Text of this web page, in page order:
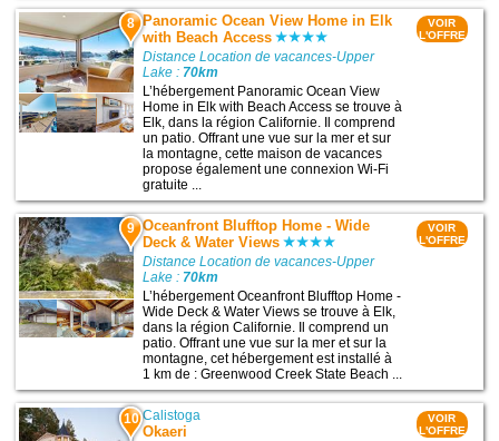
8 Panoramic Ocean View Home in Elk
with Beach Access
Distance Location de vacances-Upper
Lake : 70km
L’hébergement Panoramic Ocean View
Home in Elk with Beach Access se trouve à
Elk, dans la région Californie. Il comprend
un patio. Offrant une vue sur la mer et sur
la montagne, cette maison de vacances
propose également une connexion Wi-Fi
gratuite ...
VOIR
L'OFFRE
9 Oceanfront Blufftop Home - Wide
Deck & Water Views
Distance Location de vacances-Upper
Lake : 70km
L’hébergement Oceanfront Blufftop Home -
Wide Deck & Water Views se trouve à Elk,
dans la région Californie. Il comprend un
patio. Offrant une vue sur la mer et sur la
montagne, cet hébergement est installé à
1 km de : Greenwood Creek State Beach ...
VOIR
L'OFFRE
10 Calistoga
Okaeri
VOIR
L'OFFRE